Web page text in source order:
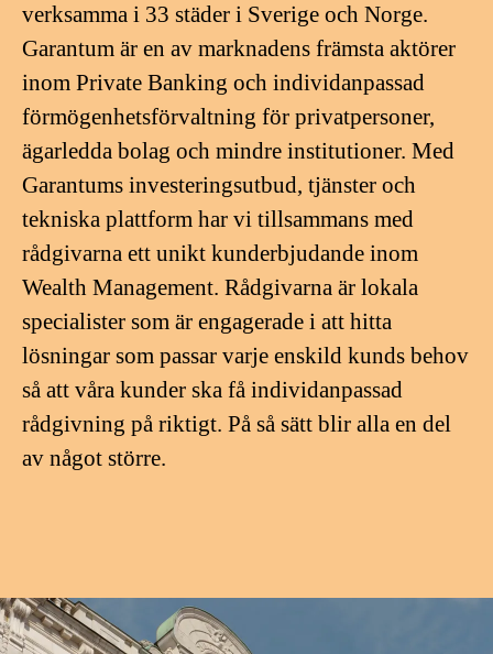
verksamma i 33 städer i Sverige och Norge.
Garantum är en av marknadens främsta aktörer
inom Private Banking och individanpassad
förmögenhetsförvaltning för privatpersoner,
ägarledda bolag och mindre institutioner. Med
Garantums investeringsutbud, tjänster och
tekniska plattform har vi tillsammans med
rådgivarna ett unikt kunderbjudande inom
Wealth Management. Rådgivarna är lokala
specialister som är engagerade i att hitta
lösningar som passar varje enskild kunds behov
så att våra kunder ska få individanpassad
rådgivning på riktigt. På så sätt blir alla en del
av något större.